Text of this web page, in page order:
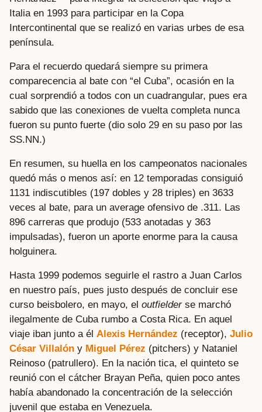
Italia en 1993 para participar en la Copa
Intercontinental que se realizó en varias urbes de esa
península.
Para el recuerdo quedará siempre su primera
comparecencia al bate con “el Cuba”, ocasión en la
cual sorprendió a todos con un cuadrangular, pues era
sabido que las conexiones de vuelta completa nunca
fueron su punto fuerte (dio solo 29 en su paso por las
SS.NN.)
En resumen, su huella en los campeonatos nacionales
quedó más o menos así: en 12 temporadas consiguió
1131 indiscutibles (197 dobles y 28 triples) en 3633
veces al bate, para un average ofensivo de .311. Las
896 carreras que produjo (533 anotadas y 363
impulsadas), fueron un aporte enorme para la causa
holguinera.
Hasta 1999 podemos seguirle el rastro a Juan Carlos
en nuestro país, pues justo después de concluir ese
curso beisbolero, en mayo, el outfielderse marchó
ilegalmente de Cuba rumbo a Costa Rica. En aquel
viaje iban junto a él Alexis Hernández (receptor), Julio
César Villalón y Miguel Pérez (pitchers) y Nataniel
Reinoso (patrullero). En la nación tica, el quinteto se
reunió con el cátcher Brayan Peña, quien poco antes
había abandonado la concentración de la selección
juvenil que estaba en Venezuela.